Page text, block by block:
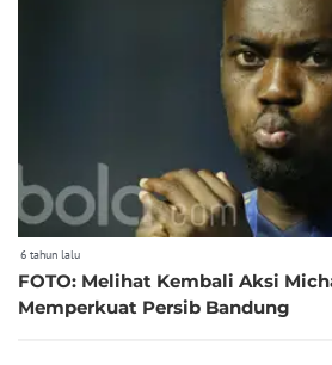
6 tahun lalu
FOTO: Melihat Kembali Aksi
Memperkuat Persib Bandung